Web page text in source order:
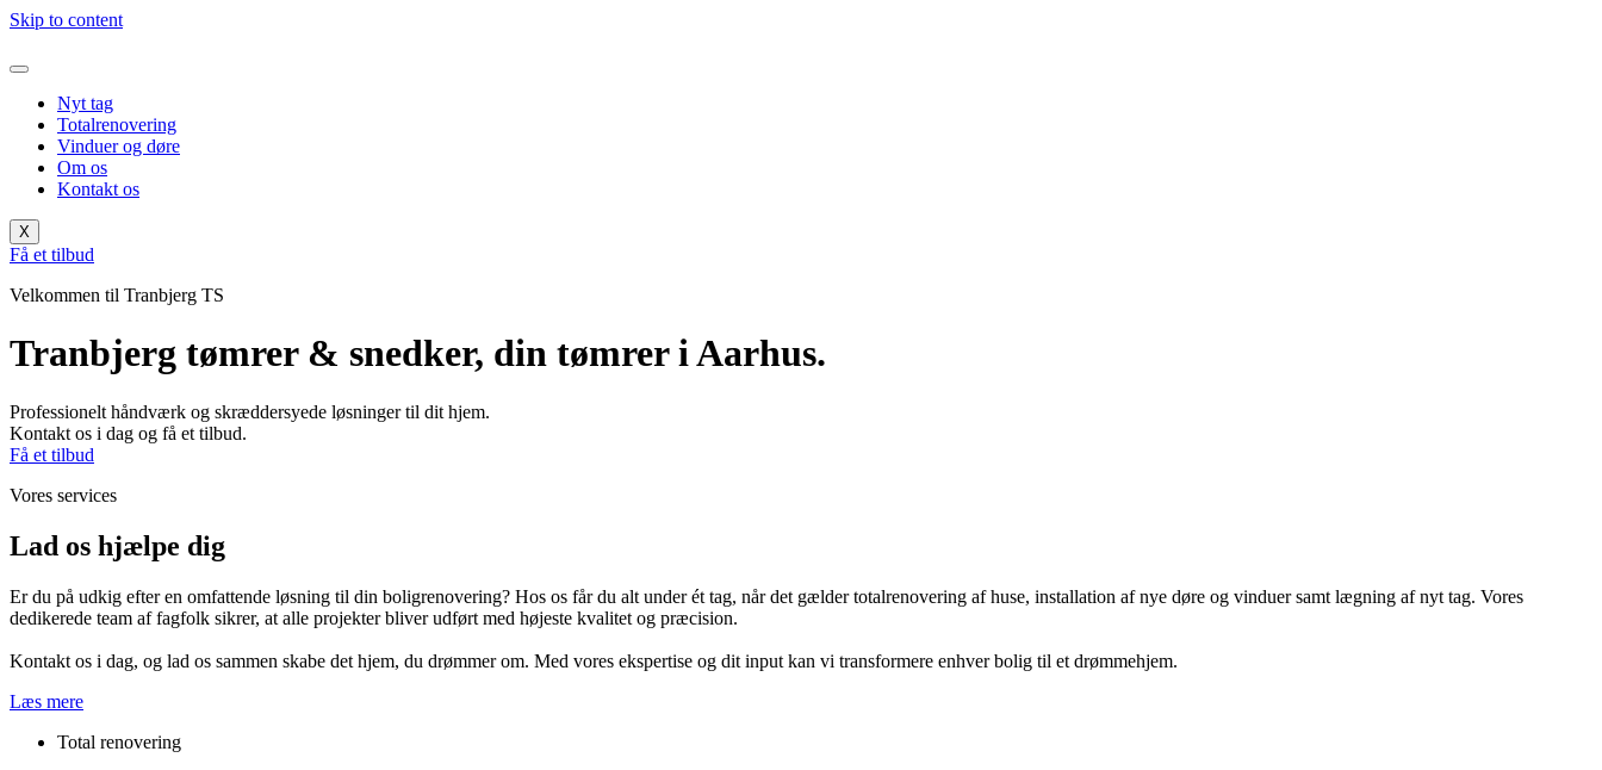
Skip to content
Nyt tag
Totalrenovering
Vinduer og døre
Om os
Kontakt os
X
Få et tilbud
Velkommen til Tranbjerg TS
Tranbjerg tømrer & snedker, din tømrer i Aarhus.
Professionelt håndværk og skræddersyede løsninger til dit hjem.
Kontakt os i dag og få et tilbud.
Få et tilbud
Vores services
Lad os hjælpe dig
Er du på udkig efter en omfattende løsning til din boligrenovering? Hos os får du alt under ét tag, når det gælder totalrenovering af huse, installation af nye døre og vinduer samt lægning af nyt tag. Vores
dedikerede team af fagfolk sikrer, at alle projekter bliver udført med højeste kvalitet og præcision.
Kontakt os i dag, og lad os sammen skabe det hjem, du drømmer om. Med vores ekspertise og dit input kan vi transformere enhver bolig til et drømmehjem.
Læs mere
Total renovering